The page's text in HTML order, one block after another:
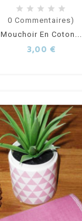
Ajouter
au
0 Commentaires)
Mouchoir En Coton...
3,00 €Prix